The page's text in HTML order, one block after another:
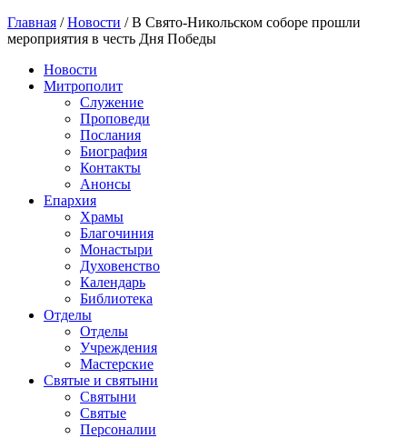
Главная /Новости /В Свято-Никольском соборе прошли
мероприятия в честь Дня Победы
Новости
Митрополит
Служение
Проповеди
Послания
Биография
Контакты
Анонсы
Епархия
Храмы
Благочиния
Монастыри
Духовенство
Календарь
Библиотека
Отделы
Отделы
Учреждения
Мастерские
Святые и святыни
Cвятыни
Cвятые
Персоналии